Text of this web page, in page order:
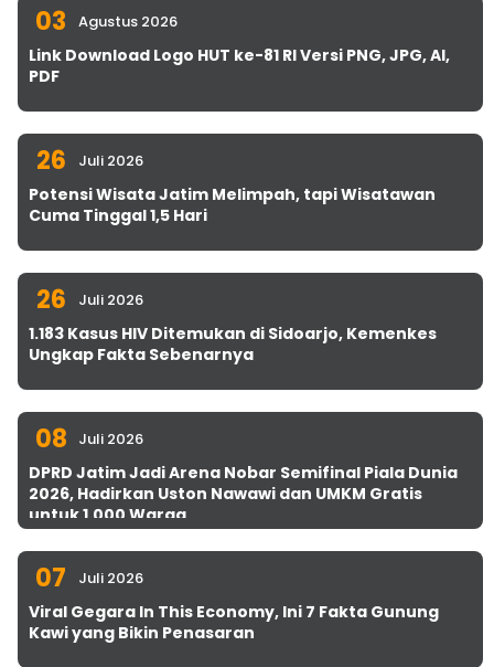
03 Agustus 2026
Link Download Logo HUT ke-81 RI Versi PNG, JPG, AI,
PDF
26 Juli 2026
Potensi Wisata Jatim Melimpah, tapi Wisatawan
Cuma Tinggal 1,5 Hari
26 Juli 2026
1.183 Kasus HIV Ditemukan di Sidoarjo, Kemenkes
Ungkap Fakta Sebenarnya
08 Juli 2026
DPRD Jatim Jadi Arena Nobar Semifinal Piala Dunia
2026, Hadirkan Uston Nawawi dan UMKM Gratis
untuk 1.000 Warga
07 Juli 2026
Viral Gegara In This Economy, Ini 7 Fakta Gunung
Kawi yang Bikin Penasaran